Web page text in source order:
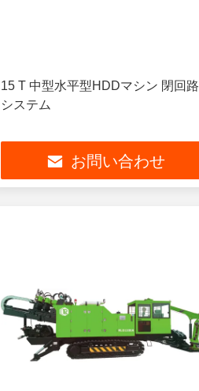
15 T 中型水平型HDDマシン 閉回路
システム
お問い合わせ